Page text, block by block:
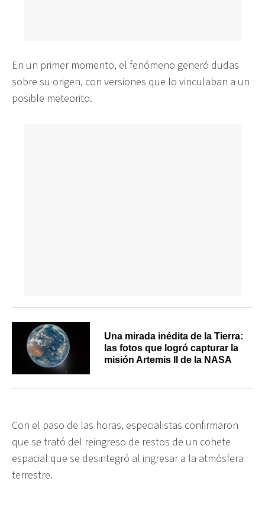
En un primer momento, el fenómeno generó dudas
sobre su origen, con versiones que lo vinculaban a un
posible meteorito.
Una mirada inédita de la Tierra:
las fotos que logró capturar la
misión Artemis II de la NASA
Con el paso de las horas, especialistas confirmaron
que se trató del reingreso de restos de un cohete
espacial que se desintegró al ingresar a la atmósfera
terrestre.